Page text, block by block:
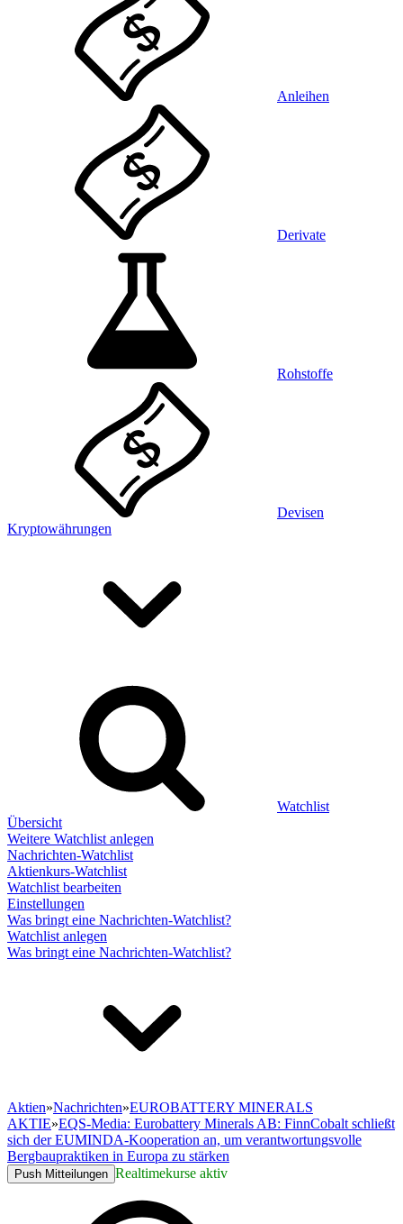
Anleihen
Derivate
Rohstoffe
Devisen
Kryptowährungen
Watchlist
Übersicht
Weitere Watchlist anlegen
Nachrichten-Watchlist
Aktienkurs-Watchlist
Watchlist bearbeiten
Einstellungen
Was bringt eine Nachrichten-Watchlist?
Watchlist anlegen
Was bringt eine Nachrichten-Watchlist?
Aktien»Nachrichten»EUROBATTERY MINERALS
AKTIE»EQS-Media: Eurobattery Minerals AB: FinnCobalt schließt
sich der EUMINDA-Kooperation an, um verantwortungsvolle
Bergbaupraktiken in Europa zu stärken
Push Mitteilungen Realtimekurse aktiv